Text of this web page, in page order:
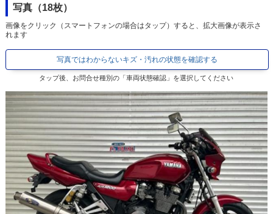
写真（18枚）
画像をクリック（スマートフォンの場合はタップ）すると、拡大画像が表示さ
れます
写真ではわからないキズ・汚れの状態を確認する
タップ後、お問合せ種別の「車両状態確認」を選択してください